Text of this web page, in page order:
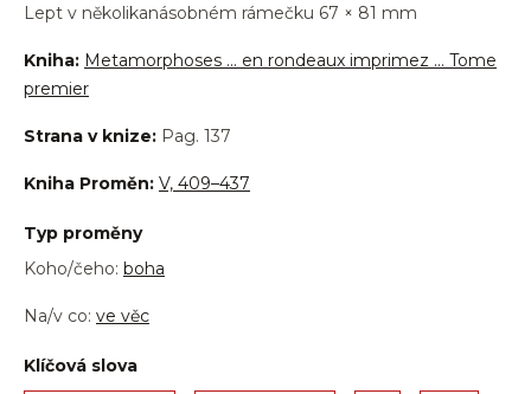
Lept v několikanásobném rámečku 67 × 81 mm
Kniha: Metamorphoses … en rondeaux imprimez … Tome
premier
Strana v knize: Pag. 137
Kniha Proměn: V, 409–437
Typ proměny
Koho/čeho: boha
Na/v co: ve věc
Klíčová slova